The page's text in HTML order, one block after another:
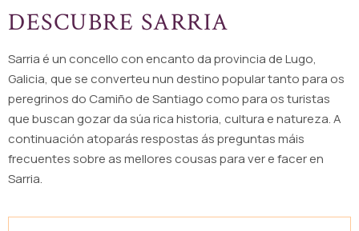
DESCUBRE SARRIA
Sarria é un concello con encanto da provincia de Lugo,
Galicia, que se converteu nun destino popular tanto para os
peregrinos do Camiño de Santiago como para os turistas
que buscan gozar da súa rica historia, cultura e natureza. A
continuación atoparás respostas ás preguntas máis
frecuentes sobre as mellores cousas para ver e facer en
Sarria.